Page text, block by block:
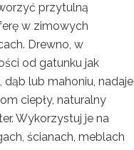
przytulną
w zimowych
Drewno, w
od gatunku jak
dąb lub mahoniu, nadaje
ciepły, naturalny
Wykorzystuj je na
ścianach, meblach